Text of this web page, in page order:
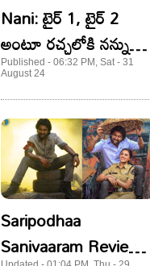
Nani: టైర్ 1, టైర్ 2
అంటూ రచ్చలోకి నన్ను
లాగొద్దు: నాని
Published - 06:32 PM, Sat - 31
August 24
Saripodhaa
Sanivaaram Review: